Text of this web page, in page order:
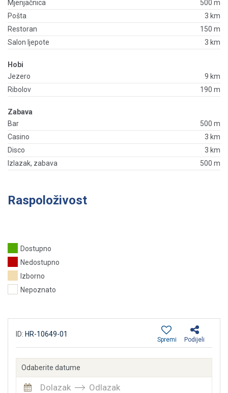
Mjenjačnica
500 m
Pošta
3 km
Restoran
150 m
Salon ljepote
3 km
Hobi
Jezero
9 km
Ribolov
190 m
Zabava
Bar
500 m
Casino
3 km
Disco
3 km
Izlazak, zabava
500 m
Raspoloživost
Dostupno
Nedostupno
Izborno
Nepoznato
ID: HR-10649-01
Podijeli
Spremi
Odaberite datume
Dolazak Odlazak